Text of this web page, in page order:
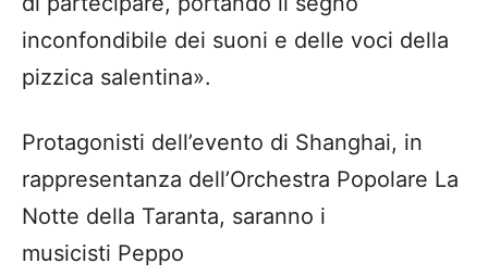
inconfondibile dei suoni e delle voci della
pizzica salentina».
Protagonisti dell’evento di Shanghai, in
rappresentanza dell’Orchestra Popolare La
Notte della Taranta, saranno i
musicisti Peppo